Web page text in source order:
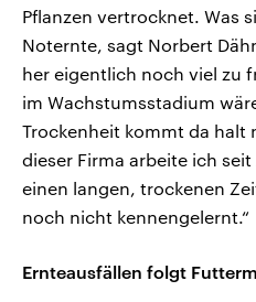
Pflanzen vertrocknet. Was
Noternte, sagt Norbert
her eigentlich noch viel zu
im Wachstumsstadium
Trockenheit kommt da halt
dieser Firma arbeite ich seit
einen langen, trockenen
noch nicht kennengelernt.“
Ernteausfällen folgt